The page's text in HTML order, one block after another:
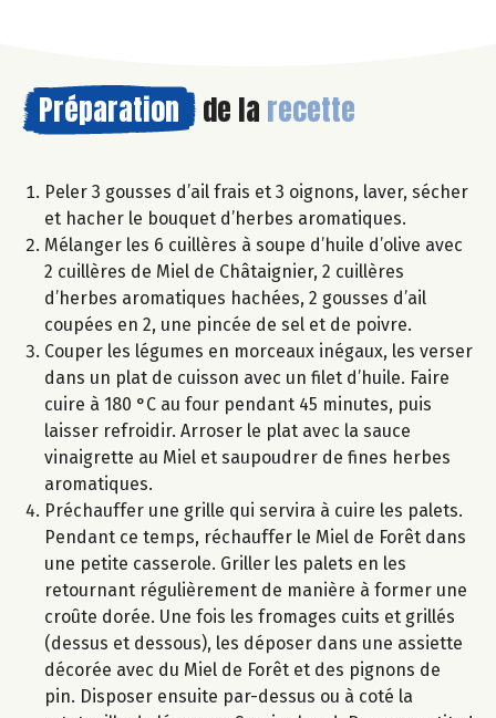
Préparation de la recette
Peler 3 gousses d’ail frais et 3 oignons, laver, sécher
et hacher le bouquet d’herbes aromatiques.
Mélanger les 6 cuillères à soupe d’huile d’olive avec
2 cuillères de Miel de Châtaignier, 2 cuillères
d’herbes aromatiques hachées, 2 gousses d’ail
coupées en 2, une pincée de sel et de poivre.
Couper les légumes en morceaux inégaux, les verser
dans un plat de cuisson avec un filet d’huile. Faire
cuire à 180 °C au four pendant 45 minutes, puis
laisser refroidir. Arroser le plat avec la sauce
vinaigrette au Miel et saupoudrer de fines herbes
aromatiques.
Préchauffer une grille qui servira à cuire les palets.
Pendant ce temps, réchauffer le Miel de Forêt dans
une petite casserole. Griller les palets en les
retournant régulièrement de manière à former une
croûte dorée. Une fois les fromages cuits et grillés
(dessus et dessous), les déposer dans une assiette
décorée avec du Miel de Forêt et des pignons de
pin. Disposer ensuite par-dessus ou à coté la